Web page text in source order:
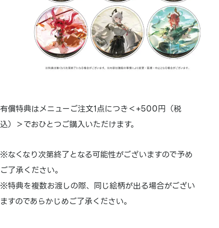
有償特典はメニューご注文1点につき＜+500円（税
込）＞でおひとつご購入いただけます。
※なくなり次第終了となる可能性がございますので予め
ご了承ください。
※特典を複数お渡しの際、同じ絵柄が出る場合がござい
ますのであらかじめご了承ください。